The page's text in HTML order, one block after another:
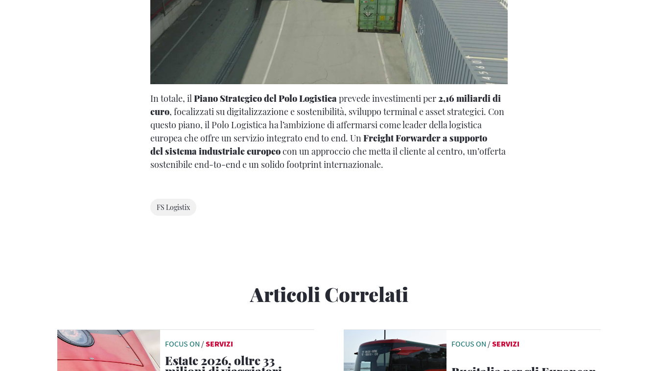
In totale, ilPiano Strategico del Polo Logisticaprevede investimenti per2,16 miliardi di
euro, focalizzati su digitalizzazione e sostenibilità, sviluppo terminal e asset strategici. Con
questo piano, il Polo Logistica ha l’ambizione di affermarsi come leader della logistica
europea che offre un servizio integrato end to end. UnFreight Forwarder a supporto
del sistema industriale europeocon un approccio che metta il cliente al centro, un’offerta
sostenibile end-to-end e un solido footprint internazionale.
FS Logistix
Articoli Correlati
FOCUS ON /SERVIZI
Estate 2026, oltre 33
FOCUS ON /SERVIZI